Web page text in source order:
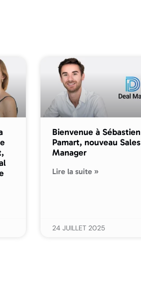
Bienvenue à Sébastien
Pamart, nouveau Sales
Manager
Lire la suite »
24 JUILLET 2025